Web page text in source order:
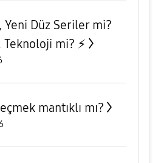
Yeni Düz Seriler mi?
Teknoloji mi? ⚡
mantıklı mı?